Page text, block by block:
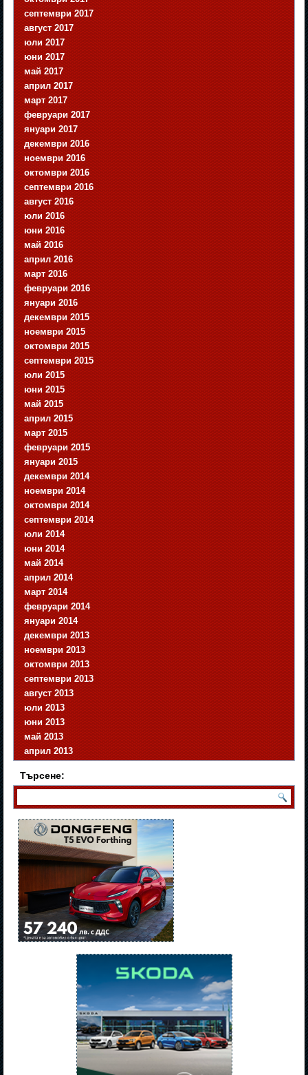
септември 2017
август 2017
юли 2017
юни 2017
май 2017
април 2017
март 2017
февруари 2017
януари 2017
декември 2016
ноември 2016
октомври 2016
септември 2016
август 2016
юли 2016
юни 2016
май 2016
април 2016
март 2016
февруари 2016
януари 2016
декември 2015
ноември 2015
октомври 2015
септември 2015
юли 2015
юни 2015
май 2015
април 2015
март 2015
февруари 2015
януари 2015
декември 2014
ноември 2014
октомври 2014
септември 2014
юли 2014
юни 2014
май 2014
април 2014
март 2014
февруари 2014
януари 2014
декември 2013
ноември 2013
октомври 2013
септември 2013
август 2013
юли 2013
юни 2013
май 2013
април 2013
Търсене: